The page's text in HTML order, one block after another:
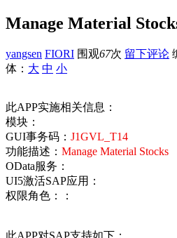
Manage Material
yangsen FIORI 围观67次 留下评论
体： 大 中 小
此APP实施相关信息：
模块：
GUI事务码： J1GVL_T14
功能描述： Manage Material Stocks
OData服务：
UI5激活SAP应用：
权限角色：：
此APP对SAP支持如下：